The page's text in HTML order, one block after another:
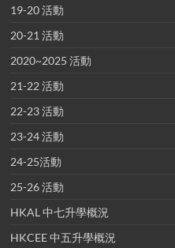
19-20 活動
20-21 活動
2020~2025 活動
21-22 活動
22-23 活動
23-24 活動
24-25活動
25-26 活動
HKAL 中七升學概況
HKCEE 中五升學概況